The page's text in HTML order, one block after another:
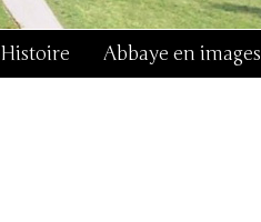
Histoire Abbaye en images